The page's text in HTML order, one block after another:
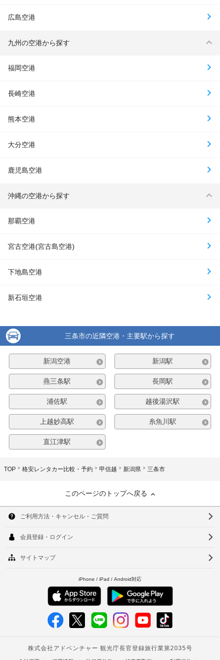
広島空港
九州の空港から探す
福岡空港
長崎空港
熊本空港
大分空港
鹿児島空港
沖縄の空港から探す
那覇空港
宮古空港(宮古島空港)
下地島空港
新石垣空港
三条市の近隣空港・主要駅から探す
新潟空港 新潟駅
燕三条駅 長岡駅
浦佐駅 越後湯沢駅
上越妙高駅 糸魚川駅
直江津駅
TOP 格安レンタカー比較・予約 甲信越 新潟県 三条市
このページのトップへ戻る